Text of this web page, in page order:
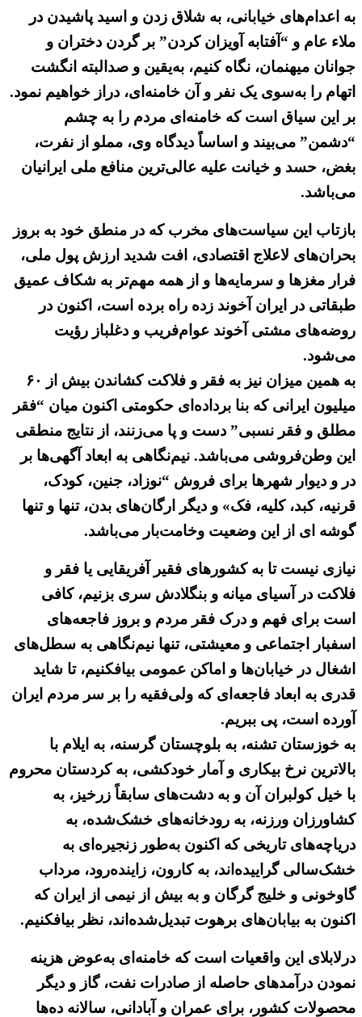
به اعدام‌های خیابانی، به شلاق زدن و اسید پاشیدن در
ملاء عام و “آفتابه آویزان کردن” بر گردن دختران و
جوانان میهنمان، نگاه کنیم، به‌یقین و صدالبته انگشت
اتهام را به‌سوی یک نفر و آن خامنه‌ای، دراز خواهیم نمود.
بر این سیاق است که خامنه‌ای مردم را به چشم
“دشمن” می‌بیند و اساساً دیدگاه وی، مملو از نفرت،
بغض، حسد و خیانت علیه عالی‌ترین منافع ملی ایرانیان
می‌باشد.
بازتاب این سیاست‌های مخرب که در منطق خود به بروز
بحران‌های لاعلاج اقتصادی، افت شدید ارزش پول ملی،
فرار مغزها و سرمایه‌ها و از همه مهم‌تر به شکاف عمیق
طبقاتی در ایران آخوند زده راه برده است، اکنون در
روضه‌های مشتی آخوند عوام‌فریب و دغلباز رؤیت
می‌شود.
به همین میزان نیز به فقر و فلاکت کشاندن بیش از ۶۰
میلیون ایرانی که بنا برداده‌ای حکومتی اکنون میان “فقر
مطلق و فقر نسبی” دست و پا می‌زنند، از نتایج منطقی
این وطن‌فروشی می‌باشد. نیم‌نگاهی به ابعاد آگهی‌ها بر
در و دیوار شهرها برای فروش “نوزاد، جنین، کودک،
قرنیه، کبد، کلیه، فک» و دیگر ارگان‌های بدن، تنها و تنها
گوشه ای از این وضعیت وخامت‌بار می‌باشد.
نیازی نیست تا به کشورهای فقیر آفریقایی یا فقر و
فلاکت در آسیای میانه و بنگلادش سری بزنیم، کافی
است برای فهم و درک فقر مردم و بروز فاجعه‌های
اسفبار اجتماعی و معیشتی، تنها نیم‌نگاهی به سطل‌های
اشغال در خیابان‌ها و اماکن عمومی بیافکنیم، تا شاید
قدری به ابعاد فاجعه‌ای که ولی‌فقیه را بر سر مردم ایران
آورده است، پی ببریم.
به خوزستان تشنه، به بلوچستان گرسنه، به ایلام با
بالاترین نرخ بیکاری و آمار خودکشی، به کردستان محروم
با خیل کولبران آن و به دشت‌های سابقاً زرخیز، به
کشاورزان ورزنه، به رودخانه‌های خشک‌شده، به
دریاچه‌های تاریخی که اکنون به‌طور زنجیره‌ای به
خشک‌سالی گراییده‌اند، به کارون، زاینده‌رود، مرداب
گاوخونی و خلیج گرگان و به بیش از نیمی از ایران که
اکنون به بیابان‌های برهوت تبدیل‌شده‌اند، نظر بیافکنیم.
درلابلای این واقعیات است که خامنه‌ای به‌عوض هزینه
نمودن درآمدهای حاصله از صادرات نفت، گاز و دیگر
محصولات کشور، برای عمران و آبادانی، سالانه ده‌ها